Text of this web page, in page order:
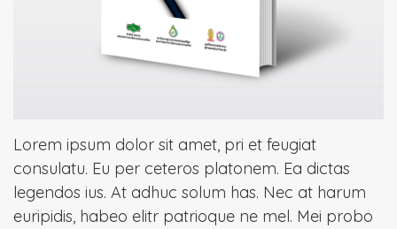
Lorem ipsum dolor sit amet, pri et feugiat
consulatu. Eu per ceteros platonem. Ea dictas
legendos ius. At adhuc solum has. Nec at harum
euripidis, habeo elitr patrioque ne mel. Mei probo